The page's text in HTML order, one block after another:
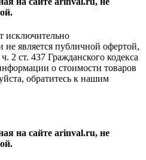
исключительно
является публичной офертой,
2 ст. 437 Гражданского кодекса
о стоимости товаров
обратитесь к нашим
на сайте arinval.ru, не